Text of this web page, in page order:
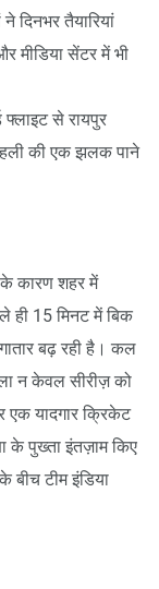
दिनभर तैयारियां
मीडिया सेंटर में भी
फ्लाइट से रायपुर
की एक झलक पाने
के कारण शहर में
ही 15 मिनट में बिक
बढ़ रही है। कल
न केवल सीरीज़ को
एक यादगार क्रिकेट
के पुख्ता इंतज़ाम किए
टीम इंडिया